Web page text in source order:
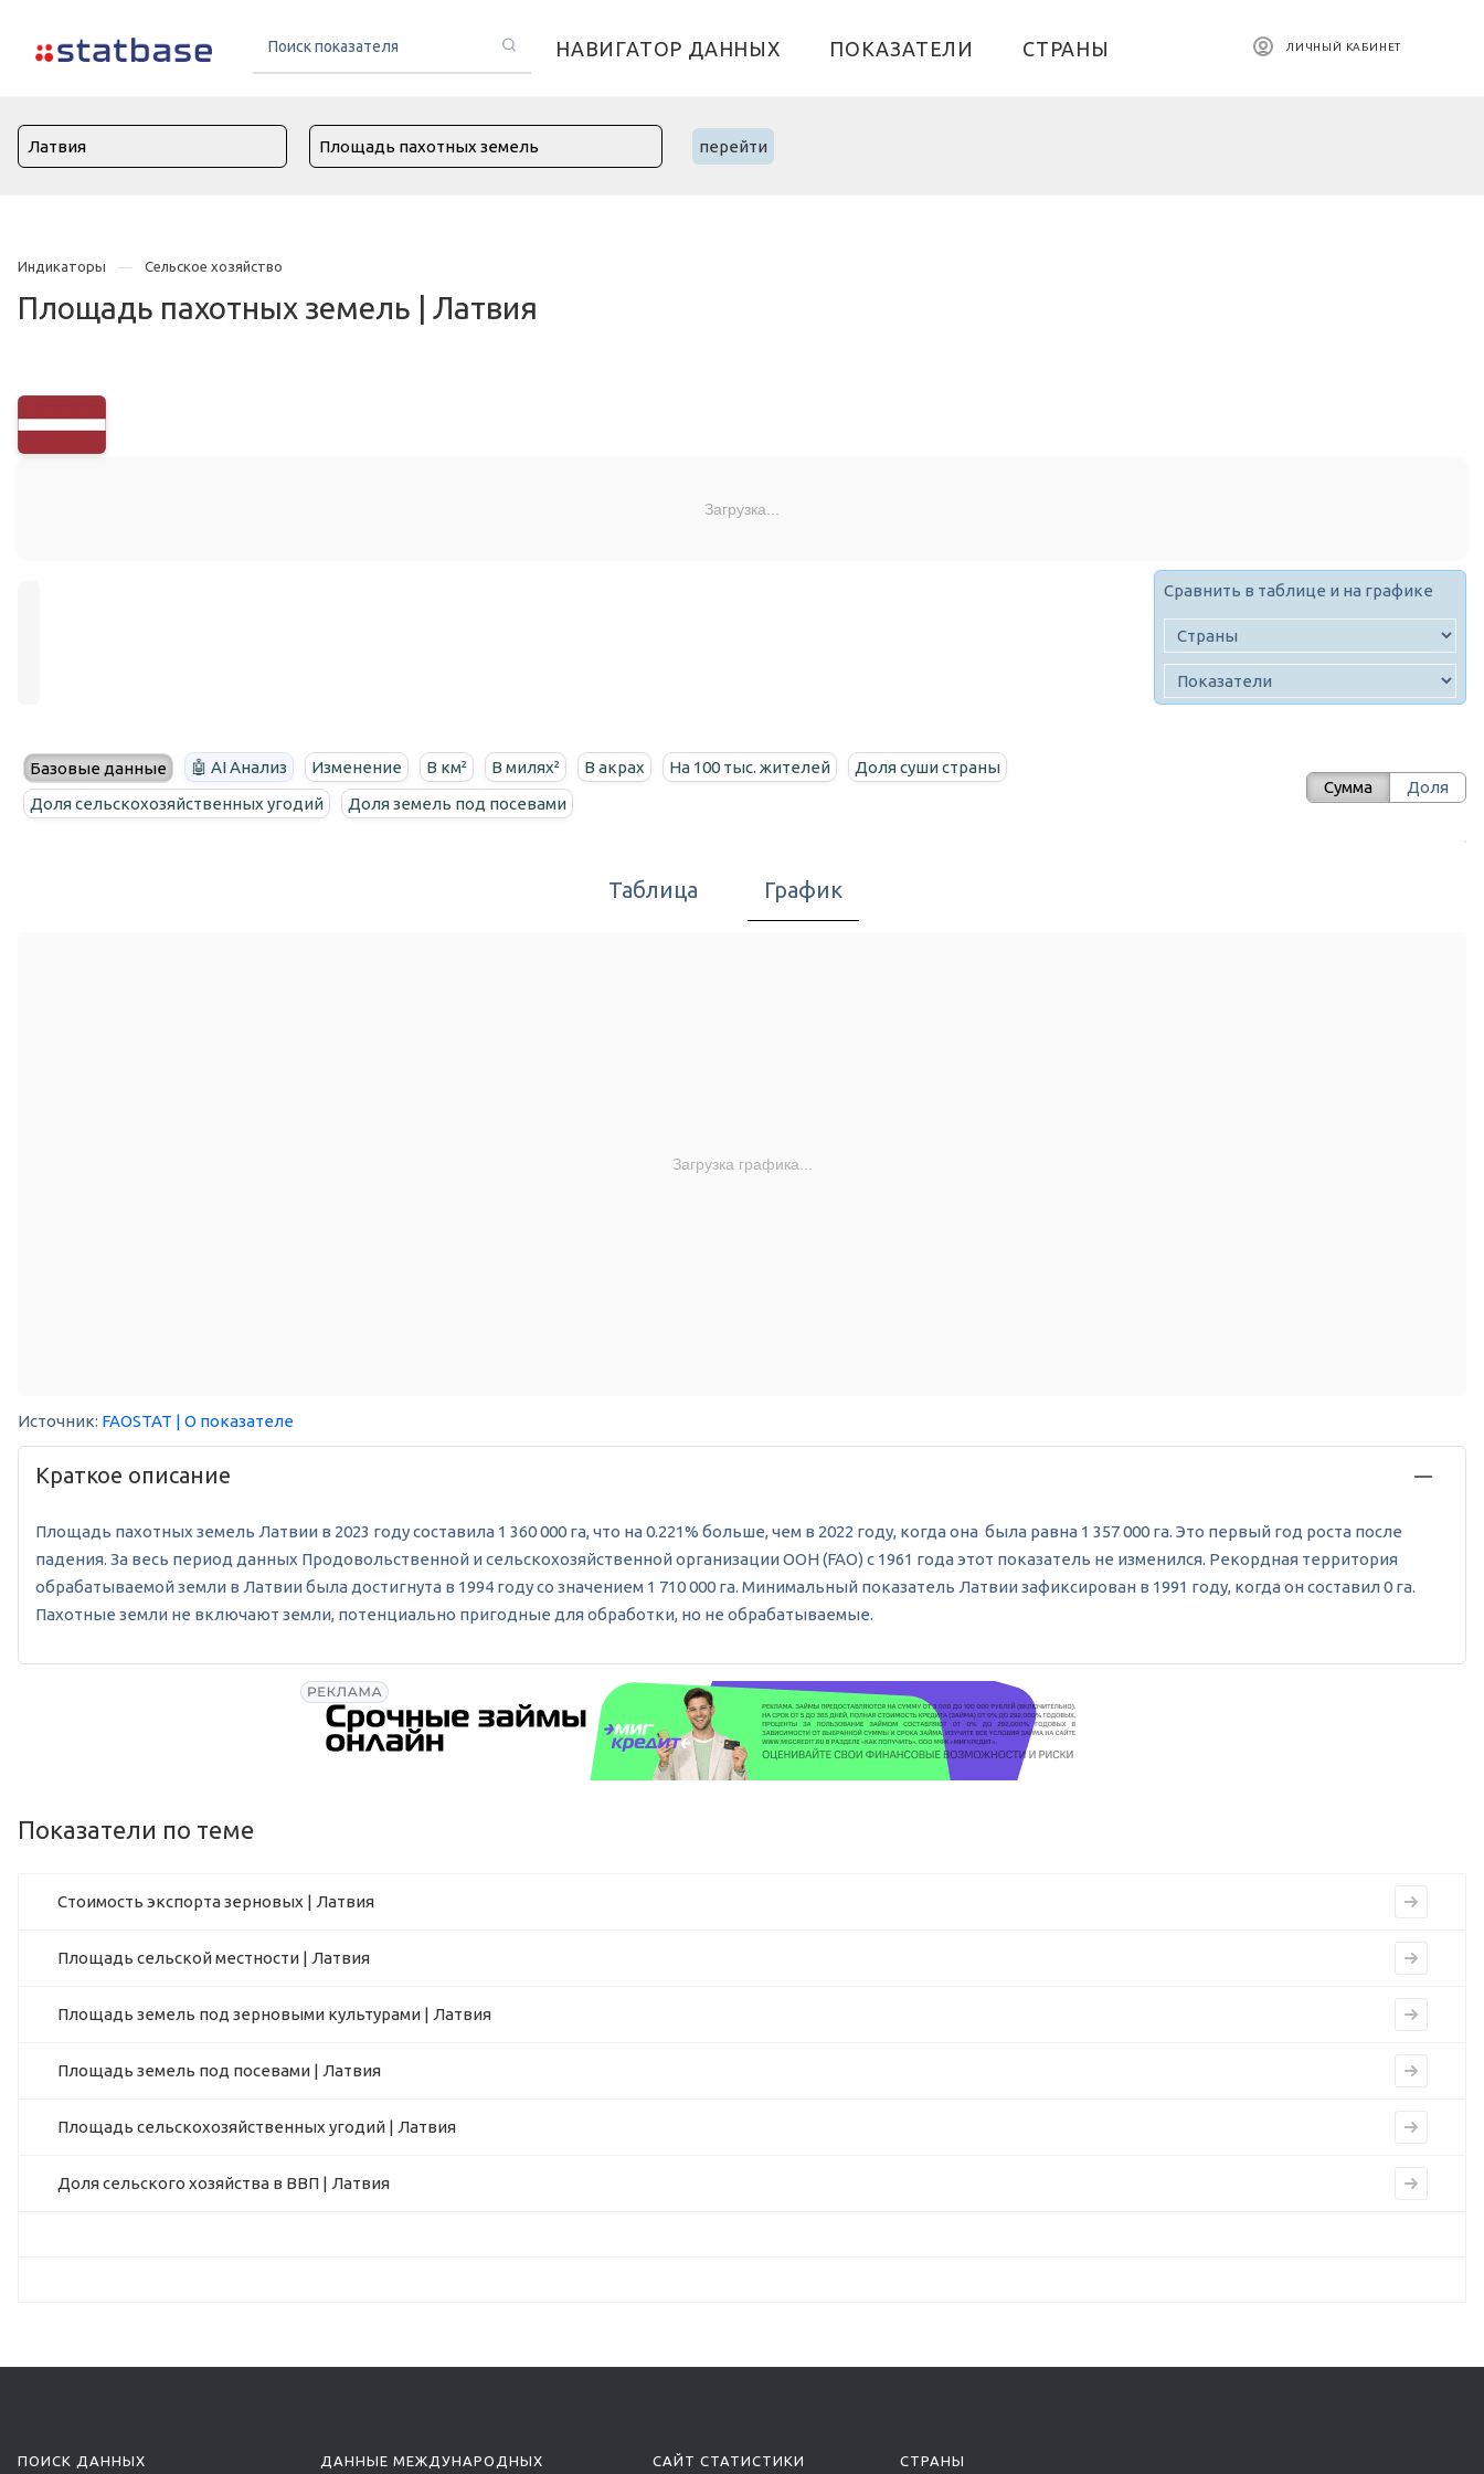
НАВИГАТОР ДАННЫХ ПОКАЗАТЕЛИ СТРАНЫ ЛИЧНЫЙ КАБИНЕТ
перейти
Индикаторы Сельское хозяйство
Площадь пахотных земель | Латвия
Загрузка...
Сравнить в таблице и на графике
Базовые данные 🤖 AI Анализ Изменение В км² В милях² В акрах На 100 тыс. жителей
Доля суши страны
Доля сельскохозяйственных угодий
Доля земель под посевами
Сумма Доля
Таблица График
Загрузка графика...
Источник: FAOSTAT | О показателе
Краткое описание
Площадь пахотных земель Латвии в 2023 году составила 1 360 000 га, что на 0.221% больше, чем в 2022 году, когда она была равна 1 357 000 га. Это первый год роста после
падения. За весь период данных Продовольственной и сельскохозяйственной организации ООН (FAO) с 1961 года этот показатель не изменился. Рекордная территория
обрабатываемой земли в Латвии была достигнута в 1994 году со значением 1 710 000 га. Минимальный показатель Латвии зафиксирован в 1991 году, когда он составил 0 га.
Пахотные земли не включают земли, потенциально пригодные для обработки, но не обрабатываемые.
Показатели по теме
Стоимость экспорта зерновых | Латвия
Площадь сельской местности | Латвия
Площадь земель под зерновыми культурами | Латвия
Площадь земель под посевами | Латвия
Площадь сельскохозяйственных угодий | Латвия
Доля сельского хозяйства в ВВП | Латвия
ПОИСК ДАННЫХ ДАННЫЕ МЕЖДУНАРОДНЫХ САЙТ СТАТИСТИКИ СТРАНЫ